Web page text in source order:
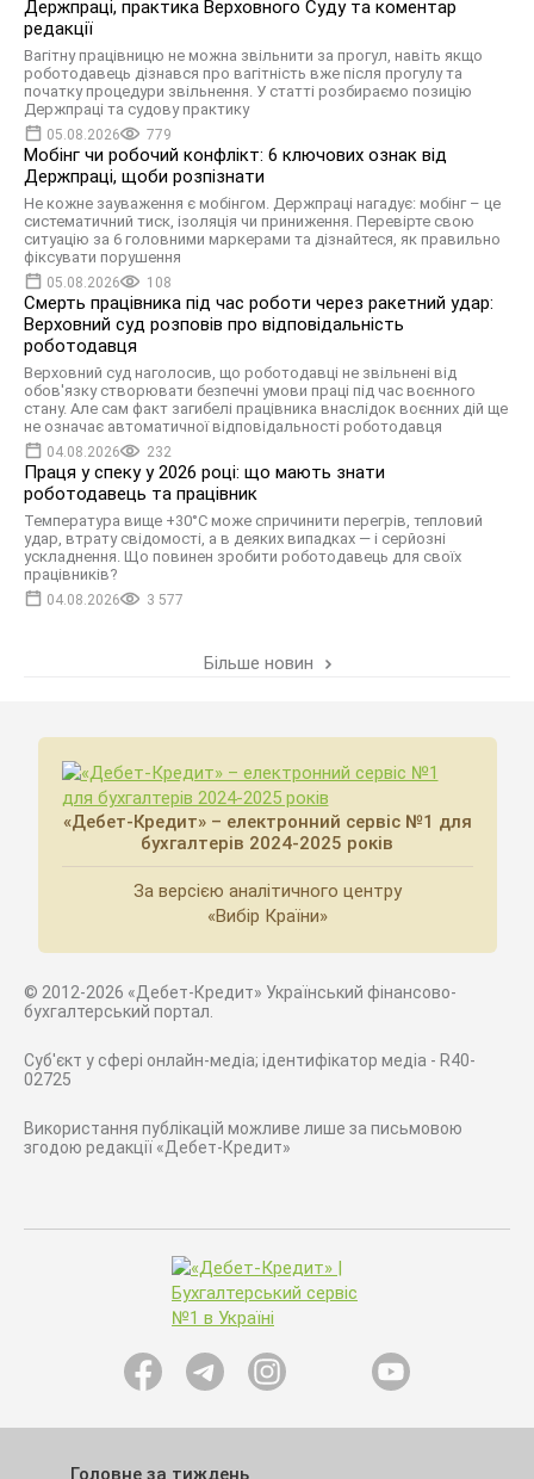
Держпраці, практика Верховного Суду та коментар
редакції
Вагітну працівницю не можна звільнити за прогул, навіть якщо
роботодавець дізнався про вагітність вже після прогулу та
початку процедури звільнення. У статті розбираємо позицію
Держпраці та судову практику
05.08.2026 779
Мобінг чи робочий конфлікт: 6 ключових ознак від
Держпраці, щоби розпізнати
Не кожне зауваження є мобінгом. Держпраці нагадує: мобінг – це
систематичний тиск, ізоляція чи приниження. Перевірте свою
ситуацію за 6 головними маркерами та дізнайтеся, як правильно
фіксувати порушення
05.08.2026 108
Смерть працівника під час роботи через ракетний удар:
Верховний суд розповів про відповідальність
роботодавця
Верховний суд наголосив, що роботодавці не звільнені від
обов'язку створювати безпечні умови праці під час воєнного
стану. Але сам факт загибелі працівника внаслідок воєнних дій ще
не означає автоматичної відповідальності роботодавця
04.08.2026 232
Праця у спеку у 2026 році: що мають знати
роботодавець та працівник
Температура вище +30°C може спричинити перегрів, тепловий
удар, втрату свідомості, а в деяких випадках — і серйозні
ускладнення. Що повинен зробити роботодавець для своїх
працівників?
04.08.2026 3 577
Більше новин
«Дебет-Кредит» – електронний сервіс №1 для
бухгалтерів 2024-2025 років
За версією аналітичного центру
«Вибір Країни»
© 2012-2026 «Дебет-Кредит» Український фінансово-
бухгалтерський портал.
Суб'єкт у сфері онлайн-медіа; ідентифікатор медіа - R40-
02725
Використання публікацій можливе лише за письмовою
згодою редакції «Дебет-Кредит»
Головне за тиждень